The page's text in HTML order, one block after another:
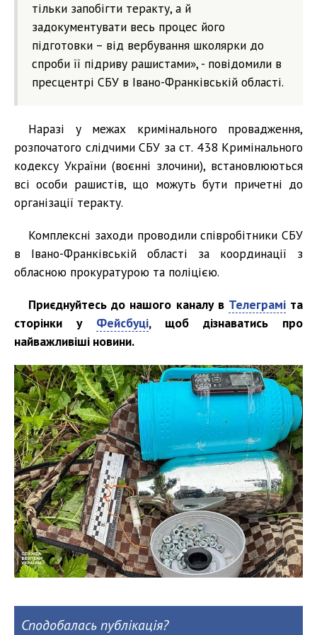
тільки запобігти теракту, а й
задокументувати весь процес його
підготовки – від вербування школярки до
спроби її підриву рашистами», - повідомили в
пресцентрі СБУ в Івано-Франківській області.
Наразі у межах кримінального провадження,
розпочатого слідчими СБУ за ст. 438 Кримінального
кодексу України (воєнні злочини), встановлюються
всі особи рашистів, що можуть бути причетні до
організації теракту.
Комплексні заходи проводили співробітники СБУ
в Івано-Франківській області за координації з
обласною прокуратурою та поліцією.
Приєднуйтесь до нашого каналу в Телеграміта
сторінки у Фейсбуці, щоб дізнаватись про
найважливіші новини.
Сподобалась публікація?